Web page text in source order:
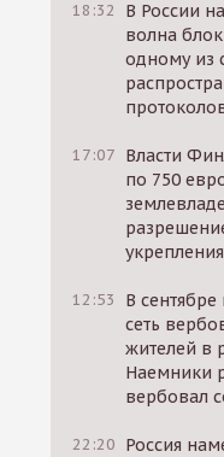
18:32
В России
волна
одному из
17:07 Власти
по 750
12:53
В
сеть
жителей в
Наемники
вербовал
22:20 Россия